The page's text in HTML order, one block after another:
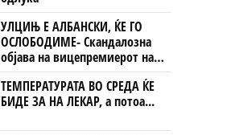
УЛЦИЊ Е АЛБАНСКИ, ЌЕ ГО
ОСЛОБОДИМЕ- Скандалозна
објава на вицепремиерот на
Црна Гора
ТЕМПЕРАТУРАТА ВО СРЕДА ЌЕ
БИДЕ ЗА НА ЛЕКАР, а потоа...